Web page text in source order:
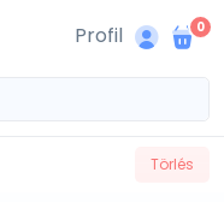
Profil 0
Törlés